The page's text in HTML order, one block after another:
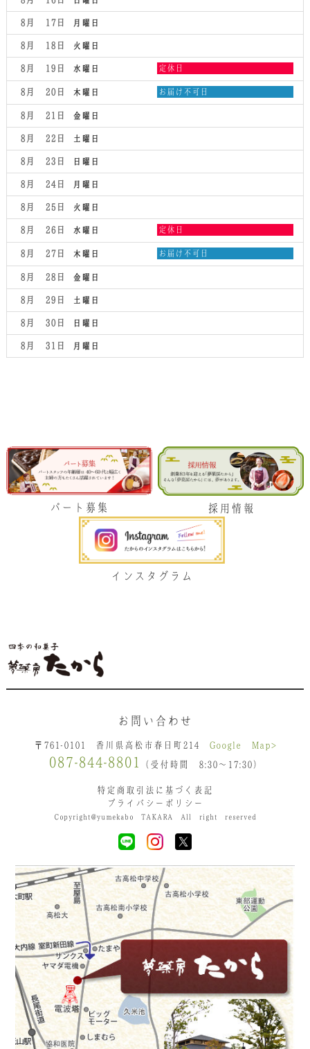
月曜日
8月 17
火曜日
8月 18
水曜日
8月 19
水
日,
8
2026
定休日
木曜日
8月 20
木
2026
お届け不可日
金曜日
8月 21
土曜日
8月 22
日曜日
8月 23
月曜日
8月 24
火曜日
8月 25
水曜日
8月 26
水
日,
8
2026
定休日
木曜日
8月 27
木
2026
お届け不可日
金曜日
8月 28
土曜日
8月 29
日曜日
8月 30
月曜日
8月 31
パート募集 採用情報
インスタグラム
お問い合わせ
〒761-0101 香川県高松市春日町214 Google Map>
087-844-8801 （受付時間 8:30〜17:30）
特定商取引法に基づく表記
プライバシーポリシー
Copyright@yumekabo TAKARA All right reserved